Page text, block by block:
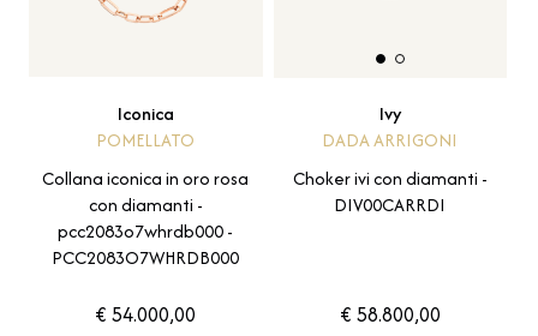
Iconica
POMELLATO
Collana iconica in oro rosa
con diamanti -
pcc2083o7whrdb000 -
PCC2083O7WHRDB000
€ 54.000,00
Ivy
DADA ARRIGONI
Choker ivi con diamanti -
DIV00CARRDI
€ 58.800,00